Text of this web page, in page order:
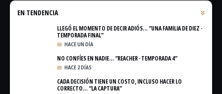
EN TENDENCIA
LLEGÓ EL MOMENTO DE DECIR ADIÓS… “UNA FAMILIA DE DIEZ ·
TEMPORADA FINAL”
HACE UN DÍA
NO CONFÍES EN NADIE… “REACHER · TEMPORADA 4”
HACE 2 DÍAS
CADA DECISIÓN TIENE UN COSTO, INCLUSO HACER LO
CORRECTO… “LA CAPTURA”